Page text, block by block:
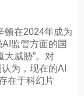
在2024年成为
监管方面的国
大威胁”。对
为，现在的AI
在于科幻片